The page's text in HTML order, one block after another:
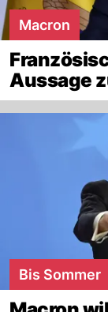
Macron
Aussage
Bis Sommer